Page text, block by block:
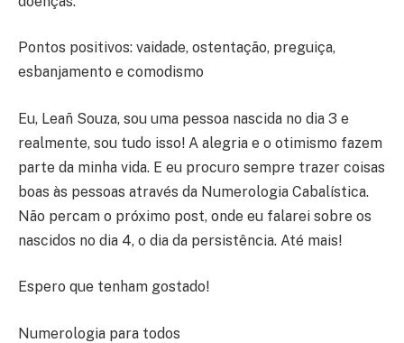
Pontos positivos: vaidade, ostentação, preguiça,
esbanjamento e comodismo
Eu, Leañ Souza, sou uma pessoa nascida no dia 3 e
realmente, sou tudo isso! A alegria e o otimismo fazem
parte da minha vida. E eu procuro sempre trazer coisas
boas às pessoas através da Numerologia Cabalística.
Não percam o próximo post, onde eu falarei sobre os
nascidos no dia 4, o dia da persistência. Até mais!
Espero que tenham gostado!
Numerologia para todos